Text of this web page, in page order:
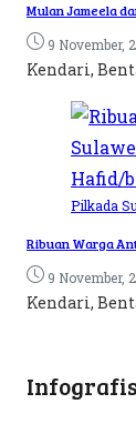
Mulan Jameela
9 November,
Kendari,
Pilkada
Ribuan Warga
9 November,
Kendari,
Infografis